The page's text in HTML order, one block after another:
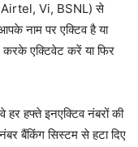
Airtel, Vi, BSNL) से
नाम पर एक्टिव है या
करके एक्टिवेट करें या फिर
हर हफ्ते इनएक्टिव नंबरों की
बैंकिंग सिस्टम से हटा दिए